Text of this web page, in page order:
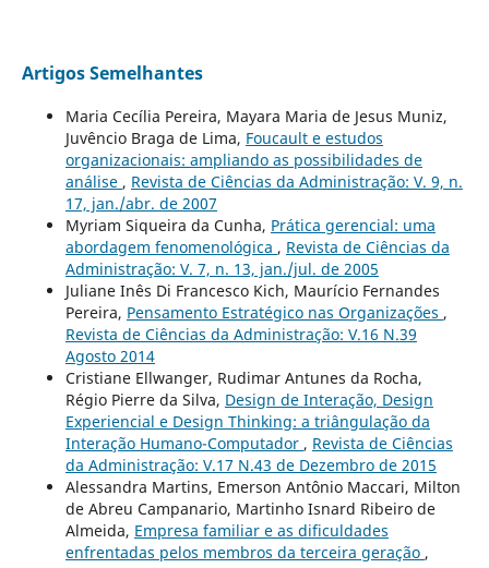
Artigos Semelhantes
Maria Cecília Pereira, Mayara Maria de Jesus Muniz,
Juvêncio Braga de Lima, Foucault e estudos
organizacionais: ampliando as possibilidades de
análise , Revista de Ciências da Administração: V. 9, n.
17, jan./abr. de 2007
Myriam Siqueira da Cunha, Prática gerencial: uma
abordagem fenomenológica , Revista de Ciências da
Administração: V. 7, n. 13, jan./jul. de 2005
Juliane Inês Di Francesco Kich, Maurício Fernandes
Pereira, Pensamento Estratégico nas Organizações ,
Revista de Ciências da Administração: V.16 N.39
Agosto 2014
Cristiane Ellwanger, Rudimar Antunes da Rocha,
Régio Pierre da Silva, Design de Interação, Design
Experiencial e Design Thinking: a triângulação da
Interação Humano-Computador , Revista de Ciências
da Administração: V.17 N.43 de Dezembro de 2015
Alessandra Martins, Emerson Antônio Maccari, Milton
de Abreu Campanario, Martinho Isnard Ribeiro de
Almeida, Empresa familiar e as dificuldades
enfrentadas pelos membros da terceira geração ,